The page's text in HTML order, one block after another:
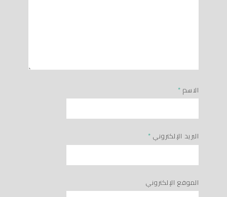
الاسم *
البريد الإلكتروني *
الموقع الإلكتروني